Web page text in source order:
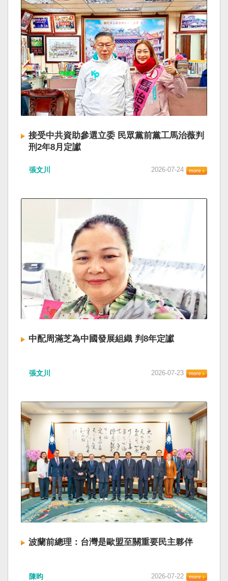
接受中共資助參選立委 民眾黨前黨工馬治薇判
刑2年8月定讞
張文川 2026-07-24
中配周滿芝為中國發展組織 判8年定讞
張文川 2026-07-23
波蘭前總理：台灣是歐盟至關重要民主夥伴
陳昀 2026-07-22